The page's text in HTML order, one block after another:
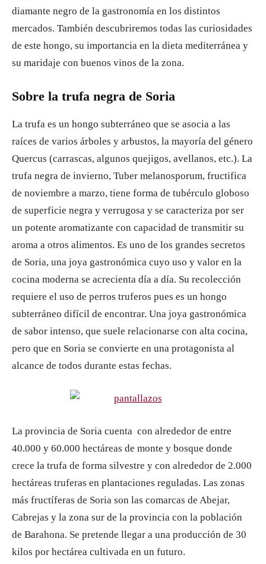
diamante negro de la gastronomía en los distintos
mercados. También descubriremos todas las curiosidades
de este hongo, su importancia en la dieta mediterránea y
su maridaje con buenos vinos de la zona.
Sobre la trufa negra de Soria
La trufa es un hongo subterráneo que se asocia a las
raíces de varios árboles y arbustos, la mayoría del género
Quercus (carrascas, algunos quejigos, avellanos, etc.). La
trufa negra de invierno, Tuber melanosporum, fructifica
de noviembre a marzo, tiene forma de tubérculo globoso
de superficie negra y verrugosa y se caracteriza por ser
un potente aromatizante con capacidad de transmitir su
aroma a otros alimentos. Es uno de los grandes secretos
de Soria, una joya gastronómica cuyo uso y valor en la
cocina moderna se acrecienta día a día. Su recolección
requiere el uso de perros truferos pues es un hongo
subterráneo difícil de encontrar. Una joya gastronómica
de sabor intenso, que suele relacionarse con alta cocina,
pero que en Soria se convierte en una protagonista al
alcance de todos durante estas fechas.
La provincia de Soria cuenta con alrededor de entre
40.000 y 60.000 hectáreas de monte y bosque donde
crece la trufa de forma silvestre y con alrededor de 2.000
hectáreas truferas en plantaciones reguladas. Las zonas
más fructíferas de Soria son las comarcas de Abejar,
Cabrejas y la zona sur de la provincia con la población
de Barahona. Se pretende llegar a una producción de 30
kilos por hectárea cultivada en un futuro.